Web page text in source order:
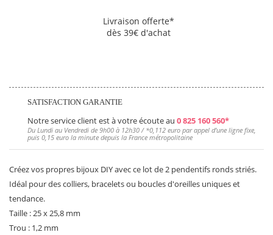
Livraison offerte*
dès 39€ d'achat
SATISFACTION GARANTIE
Notre service client est à votre écoute au 0 825 160 560*
Du Lundi au Vendredi de 9h00 à 12h30 / *0,112 euro par appel d’une ligne fixe,
puis 0,15 euro la minute depuis la France métropolitaine
Créez vos propres bijoux DIY avec ce lot de 2 pendentifs ronds striés.
Idéal pour des colliers, bracelets ou boucles d'oreilles uniques et
tendance.
Taille : 25 x 25,8 mm
Trou : 1,2 mm